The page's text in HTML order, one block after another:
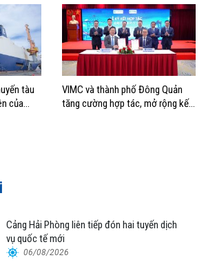
tàu
của
VIMC và thành phố Đông Quản
tăng cường hợp tác, mở rộng kết
Cảng Hải Phòng liên tiếp đón hai tuyến dịch
vụ quốc tế mới
06/08/2026